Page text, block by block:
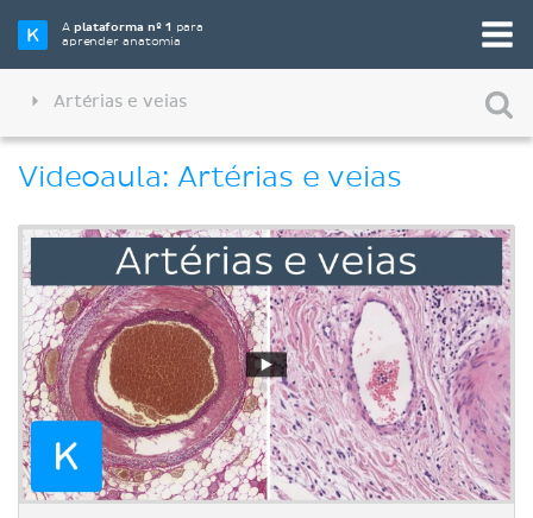
Aplataforma nº 1 para
aprender anatomia
Artérias e veias
Videoaula: Artérias e veias